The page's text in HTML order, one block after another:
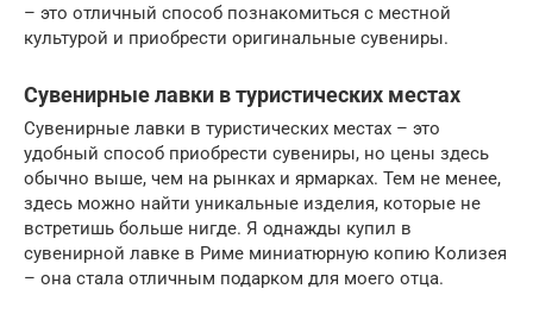
– это отличный способ познакомиться с местной
культурой и приобрести оригинальные сувениры.
Сувенирные лавки в туристических местах
Сувенирные лавки в туристических местах – это
удобный способ приобрести сувениры, но цены здесь
обычно выше, чем на рынках и ярмарках. Тем не менее,
здесь можно найти уникальные изделия, которые не
встретишь больше нигде. Я однажды купил в
сувенирной лавке в Риме миниатюрную копию Колизея
– она стала отличным подарком для моего отца.